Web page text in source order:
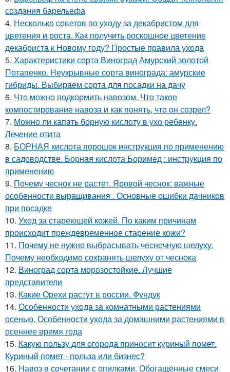
создания барельефа
4. Несколько советов по уходу за декабристом для
цветения и роста. Как получить роскошное цветение
декабриста к Новому году? Простые правила ухода
5. Характеристики сорта Виноград Амурский золотой
Потапенко. Неукрывные сорта винограда: амурские
гибриды. Выбираем сорта для посадки на дачу
6. Что можно подкормить навозом. Что такое
компостирование навоза и как понять, что он созрел?
7. Можно ли капать борную кислоту в ухо ребенку.
Лечение отита
8. БОРНАЯ кислота порошок инструкция по применению
в садоводстве. Борная кислота Боримед : инструкция по
применению
9. Почему чеснок не растет. Яровой чеснок: важные
особенности выращивания . Основные ошибки дачников
при посадке
10. Уход за стареющей кожей. По каким причинам
происходит преждевременное старение кожи?
11. Почему не нужно выбрасывать чесночную шелуху.
Почему необходимо сохранять шелуху от чеснока
12. Виноград сорта морозостойкие. Лучшие
представители
13. Какие Орехи растут в россии. Фундук
14. Особенности ухода за комнатными растениями
осенью. Особенности ухода за домашними растениями в
осеннее время года
15. Какую пользу для огорода приносит куриный помет.
Куриный помет - польза или бизнес?
16. Навоз в сочетании с опилками. Обогащённые смеси